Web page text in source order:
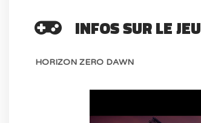
INFOS SUR LE JEU
HORIZON ZERO DAWN